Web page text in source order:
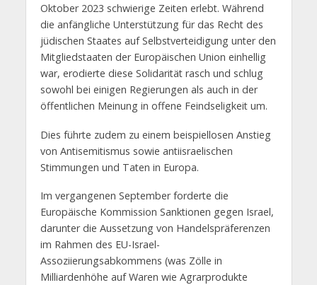
Oktober 2023 schwierige Zeiten erlebt. Während
die anfängliche Unterstützung für das Recht des
jüdischen Staates auf Selbstverteidigung unter den
Mitgliedstaaten der Europäischen Union einhellig
war, erodierte diese Solidarität rasch und schlug
sowohl bei einigen Regierungen als auch in der
öffentlichen Meinung in offene Feindseligkeit um.
Dies führte zudem zu einem beispiellosen Anstieg
von Antisemitismus sowie antiisraelischen
Stimmungen und Taten in Europa.
Im vergangenen September forderte die
Europäische Kommission Sanktionen gegen Israel,
darunter die Aussetzung von Handelspräferenzen
im Rahmen des EU-Israel-
Assoziierungsabkommens (was Zölle in
Milliardenhöhe auf Waren wie Agrarprodukte